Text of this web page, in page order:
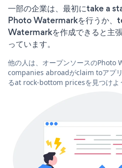
一部の企業は、最初にtake a
Photo Watermarkを行うか
Watermarkを作成できると主
っています。
他の人は、オープンソースのPhoto
companies abroadがclaim toアプ
るat rock-bottom pricesを見つけよ